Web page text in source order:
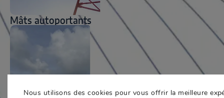
Mâts autoportants
Nous utilisons des cookies pour vous offrir la meilleure